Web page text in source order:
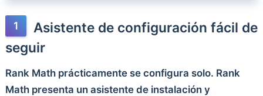
Asistente de configuración fácil de
seguir
Rank Math prácticamente se configura solo. Rank
Math presenta un asistente de instalación y